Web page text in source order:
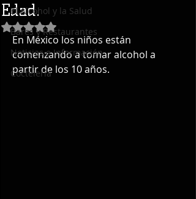
El Alcohol y la Salud
Bares y Restaurantes
Noticias e Información
Coctelería
Edad.
Obtuvo NaN de 5 estrellas.
En México los niños están
comenzando a tomar alcohol a
partir de los 10 años.